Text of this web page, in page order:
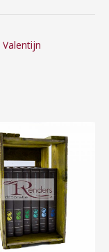
Valentijn
€10,00
tot
€50,00